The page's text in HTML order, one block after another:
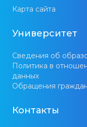
Карта сайта
Университет
Сведения об
Политика в
данных
Обращения
Контакты